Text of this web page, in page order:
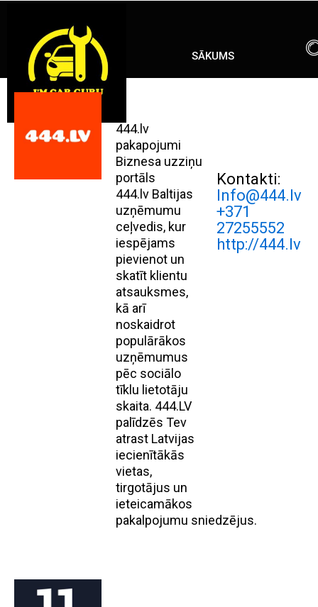
SĀKUMS
444.lv
pakapojumi
Biznesa uzziņu
portāls
444.lv Baltijas
uzņēmumu
ceļvedis, kur
iespējams
pievienot un
skatīt klientu
atsauksmes,
kā arī
noskaidrot
populārākos
uzņēmumus
pēc sociālo
tīklu lietotāju
skaita. 444.LV
palīdzēs Tev
atrast Latvijas
iecienītākās
vietas,
tirgotājus un
ieteicamākos
pakalpojumu sniedzējus.
Kontakti:
Info@444.lv
+371
27255552
http://444.lv